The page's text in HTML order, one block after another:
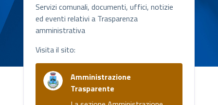
Servizi comunali, documenti, uffici, notizie
ed eventi relativi a Trasparenza
amministrativa
Visita il sito:
Amministrazione
Trasparente